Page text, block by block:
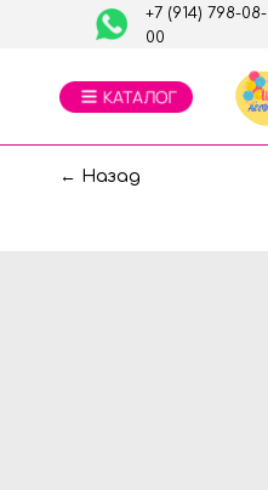
+7 (914) 798-08-
00
← Назад